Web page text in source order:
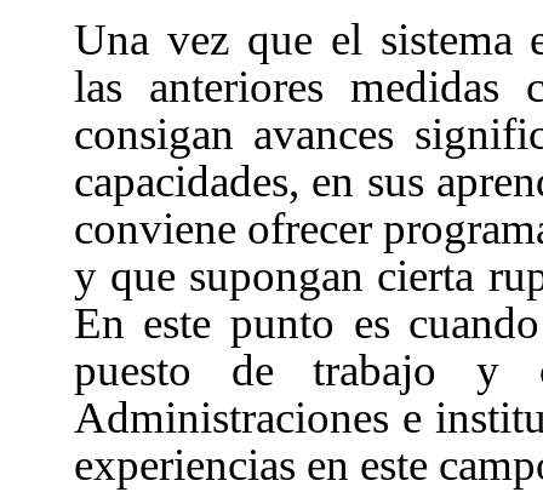
Una vez que el sistema
las anteriores medidas
consigan avances
capacidades, en sus
conviene ofrecer
y que supongan cierta
En este punto es
puesto de trabajo y
Administraciones e
experiencias en este